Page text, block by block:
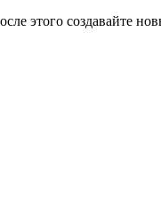
этого создавайте